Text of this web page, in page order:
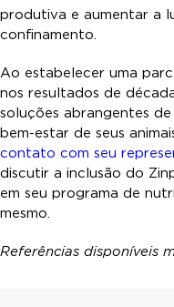
produtiva e aumentar a
confinamento.
Ao estabelecer uma
nos resultados de
soluções abrangentes
bem-estar de seus
contato com seu
discutir a inclusão do
em seu programa de
mesmo.
Referências disponíveis